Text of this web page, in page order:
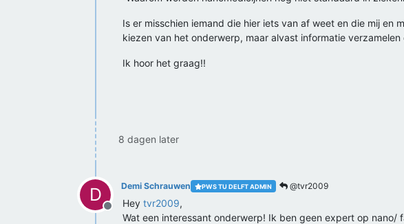
Is er misschien iemand die hier iets van af weet en die mij en
kiezen van het onderwerp, maar alvast informatie
Ik hoor het graag!!
8 dagen later
D
Offline
Demi Schrauwen PWS TU DELFT ADMIN @tvr2009
Hey tvr2009,
Wat een interessant onderwerp! Ik ben geen expert op